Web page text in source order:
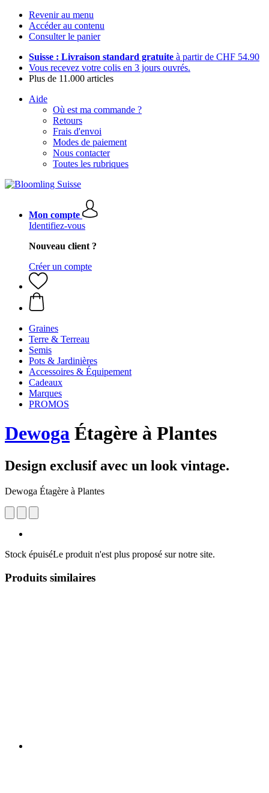
Revenir au menu
Accéder au contenu
Consulter le panier
Suisse : Livraison standard gratuite à partir de CHF 54.90
Vous recevez votre colis en 3 jours ouvrés.
Plus de 11.000 articles
Aide
Où est ma commande ?
Retours
Frais d'envoi
Modes de paiement
Nous contacter
Toutes les rubriques
Mon compte
Identifiez-vous
Nouveau client ?
Créer un compte
Graines
Terre & Terreau
Semis
Pots & Jardinières
Accessoires & Équipement
Cadeaux
Marques
PROMOS
Dewoga Étagère à Plantes
Design exclusif avec un look vintage.
Dewoga Étagère à Plantes
Stock épuiséLe produit n'est plus proposé sur notre site.
Produits similaires